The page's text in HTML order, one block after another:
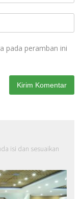
pada peramban ini
isi dan sesuaikan